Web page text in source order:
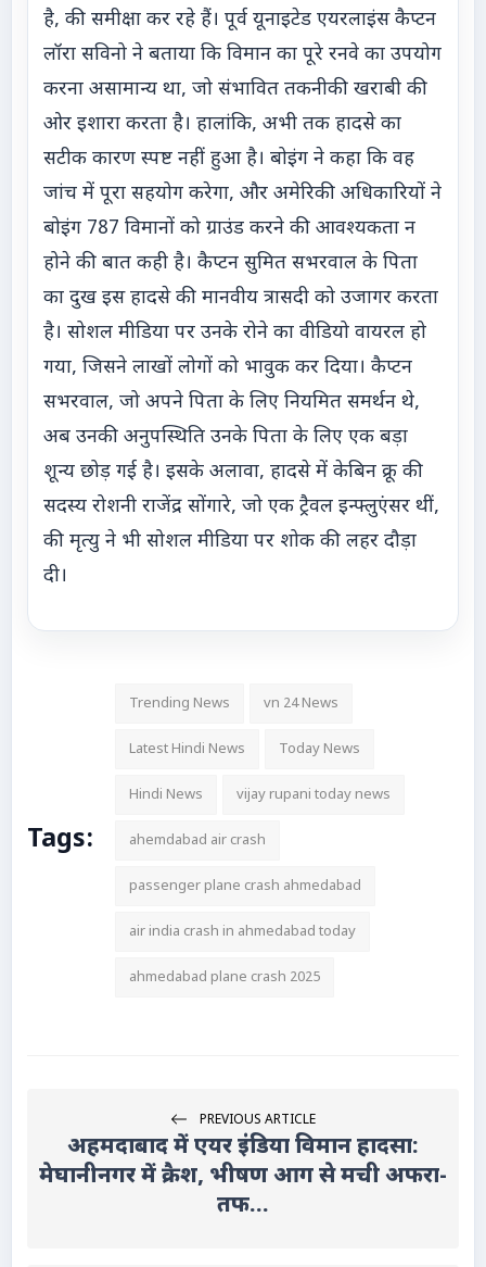
है, की समीक्षा कर रहे हैं। पूर्व यूनाइटेड एयरलाइंस कैप्टन
लॉरा सविनो ने बताया कि विमान का पूरे रनवे का उपयोग
करना असामान्य था, जो संभावित तकनीकी खराबी की
ओर इशारा करता है। हालांकि, अभी तक हादसे का
सटीक कारण स्पष्ट नहीं हुआ है। बोइंग ने कहा कि वह
जांच में पूरा सहयोग करेगा, और अमेरिकी अधिकारियों ने
बोइंग 787 विमानों को ग्राउंड करने की आवश्यकता न
होने की बात कही है। कैप्टन सुमित सभरवाल के पिता
का दुख इस हादसे की मानवीय त्रासदी को उजागर करता
है। सोशल मीडिया पर उनके रोने का वीडियो वायरल हो
गया, जिसने लाखों लोगों को भावुक कर दिया। कैप्टन
सभरवाल, जो अपने पिता के लिए नियमित समर्थन थे,
अब उनकी अनुपस्थिति उनके पिता के लिए एक बड़ा
शून्य छोड़ गई है। इसके अलावा, हादसे में केबिन क्रू की
सदस्य रोशनी राजेंद्र सोंगारे, जो एक ट्रैवल इन्फ्लुएंसर थीं,
की मृत्यु ने भी सोशल मीडिया पर शोक की लहर दौड़ा
दी।
Tags:
Trending News vn 24 News
Latest Hindi News Today News
Hindi News vijay rupani today news
ahemdabad air crash
passenger plane crash ahmedabad
air india crash in ahmedabad today
ahmedabad plane crash 2025
PREVIOUS ARTICLE
अहमदाबाद में एयर इंडिया विमान हादसा:
मेघानीनगर में क्रैश, भीषण आग से मची अफरा-
तफ...